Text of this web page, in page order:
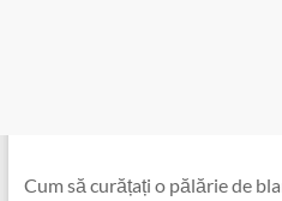
Cum să curățați o pălărie de